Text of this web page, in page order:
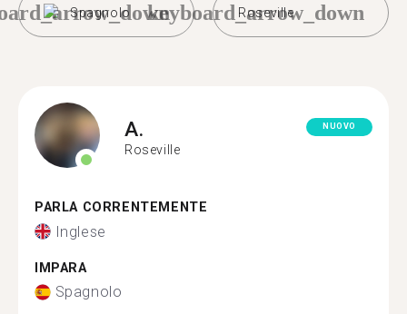
Spagnolo Roseville
keyboard_arrow_down
A.
Roseville
NUOVO
PARLA CORRENTEMENTE
Inglese
IMPARA
Spagnolo